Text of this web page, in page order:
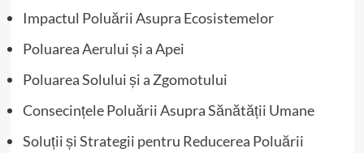
Impactul Poluării Asupra Ecosistemelor
Poluarea Aerului și a Apei
Poluarea Solului și a Zgomotului
Consecințele Poluării Asupra Sănătății Umane
Soluții și Strategii pentru Reducerea Poluării